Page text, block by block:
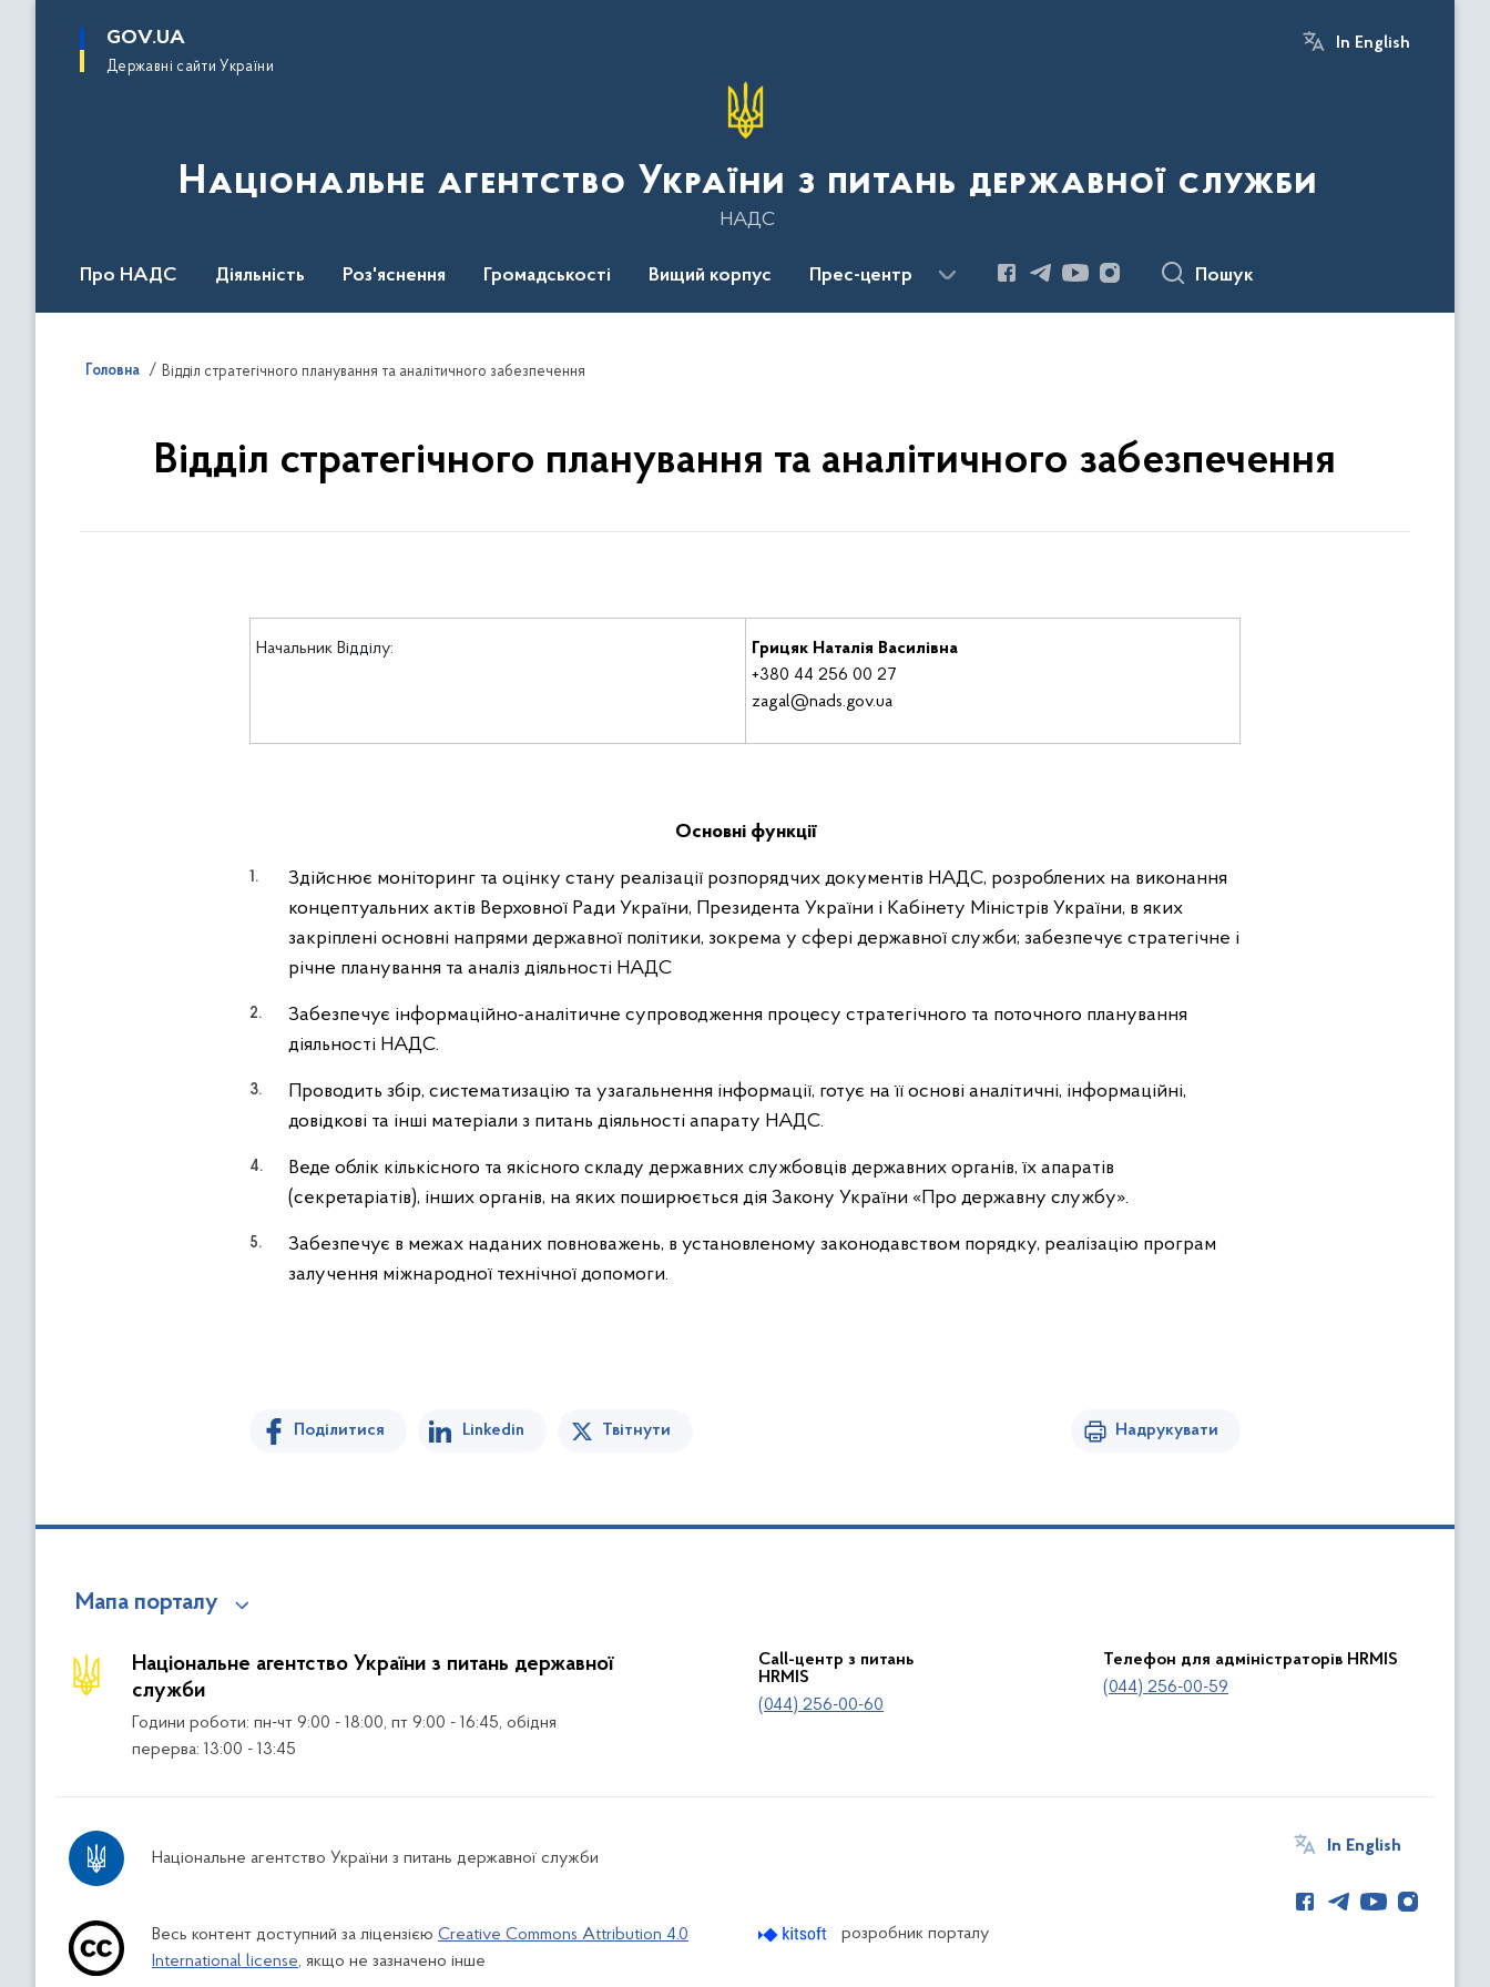
основного
GOV.UA
Державні сайти України
In English
Національне агентство України з питань державної служби
НАДС
Про НАДС Діяльність Роз'яснення Громадськості Вищий корпус Прес-центр Пошук
Головна Відділ стратегічного планування та аналітичного забезпечення
Відділ стратегічного планування та аналітичного забезпечення
Начальник Відділу:
Грицяк Наталія Василівна
+380 44 256 00 27
zagal@nads.gov.ua
Основні функції
Здійснює моніторинг та оцінку стану реалізації розпорядчих документів НАДС, розроблених на виконання
концептуальних актів Верховної Ради України, Президента України і Кабінету Міністрів України, в яких
закріплені основні напрями державної політики, зокрема у сфері державної служби; забезпечує стратегічне і
річне планування та аналіз діяльності НАДС
Забезпечує інформаційно-аналітичне супроводження процесу стратегічного та поточного планування
діяльності НАДС.
Проводить збір, систематизацію та узагальнення інформації, готує на її основі аналітичні, інформаційні,
довідкові та інші матеріали з питань діяльності апарату НАДС.
Веде облік кількісного та якісного складу державних службовців державних органів, їх апаратів
(секретаріатів), інших органів, на яких поширюється дія Закону України «Про державну службу».
Забезпечує в межах наданих повноважень, в установленому законодавством порядку, реалізацію програм
залучення міжнародної технічної допомоги.
Поділитися Linkedin Твітнути Надрукувати
Мапа порталу
Національне агентство України з питань державної
служби
Години роботи: пн-чт 9:00 - 18:00, пт 9:00 - 16:45, обідня
перерва: 13:00 - 13:45
Call-центр з питань
HRMIS
(044) 256-00-60
Телефон для адміністраторів HRMIS
(044) 256-00-59
Національне агентство України з питань державної служби
In English
Весь контент доступний за ліцензією Creative Commons Attribution 4.0
International license, якщо не зазначено інше
розробник порталу